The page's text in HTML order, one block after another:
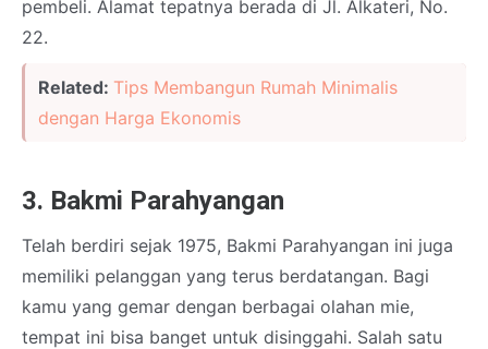
pembeli. Alamat tepatnya berada di Jl. Alkateri, No.
22.
Related: Tips Membangun Rumah Minimalis
dengan Harga Ekonomis
3. Bakmi Parahyangan
Telah berdiri sejak 1975, Bakmi Parahyangan ini juga
memiliki pelanggan yang terus berdatangan. Bagi
kamu yang gemar dengan berbagai olahan mie,
tempat ini bisa banget untuk disinggahi. Salah satu